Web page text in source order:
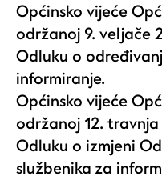
Općinsko vijeće
održanoj 9. veljače
Odluku o
informiranje.
Općinsko vijeće
održanoj 12.
Odluku o izmjeni
službenika za